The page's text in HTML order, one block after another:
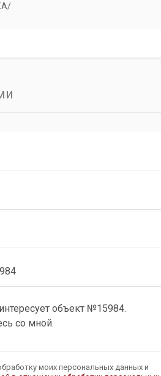
моих персональных данных и